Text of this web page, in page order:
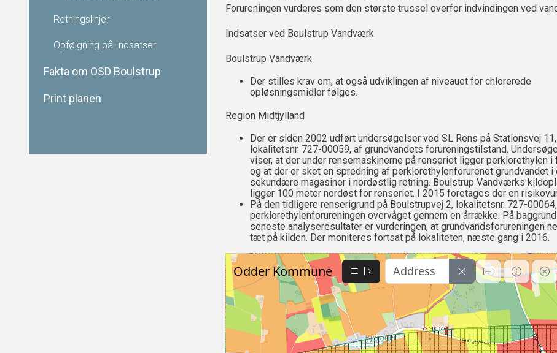
Retningslinjer
Opfølgning på Indsatser
Fakta om OSD Boulstrup
Print planen
Forureningen vurderes som den største trussel overfor indvindingen ved
Indsatser ved Boulstrup Vandværk
Boulstrup Vandværk
Der stilles krav om, at også udviklingen af niveauet for chlorerede
opløsningsmidler følges.
Region Midtjylland
Der er siden 2002 udført undersøgelser ved SL Rens på Stationsvej 11,
lokalitetsnr. 727-00059, af grundvandets forureningstilstand.
viser, at der under rensemaskinerne på renseriet ligger perklorethylen i
og at der er sket en spredning af perklorethylenforurenet grundvandet i
sekundære magasiner i nordøstlig retning. Boulstrup Vandværks
ligger 100 meter nordøst for renseriet. I 2015 foretages der en
På den tidligere renserigrund på Boulstrupvej 2, lokalitetsnr. 727-
perklorethylenforureningen overvåget gennem en årrække. På
seneste analyseresultater er vurderingen, at grundvandsforureningen
tæt på kilden. Der moniteres fortsat på lokaliteten, næste gang i 2016.